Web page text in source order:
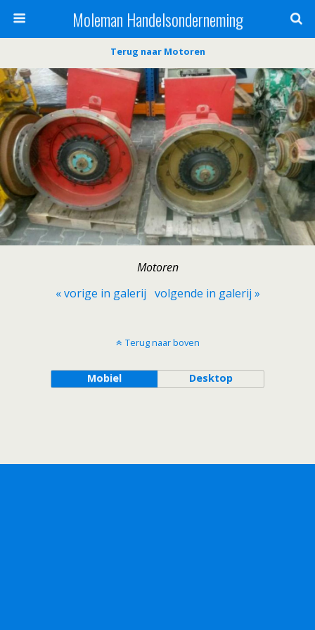
Moleman Handelsonderneming
Terug naar Motoren
Motoren
« vorige in galerij volgende in galerij »
Terug naar boven
Mobiel Desktop